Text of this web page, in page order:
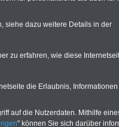
des Entgelts
siehe dazu weitere Details in der
zu erfahren, wie diese
die Erlaubnis,
auf die Nutzerdaten. Mithilfe
" können Sie sich darüber